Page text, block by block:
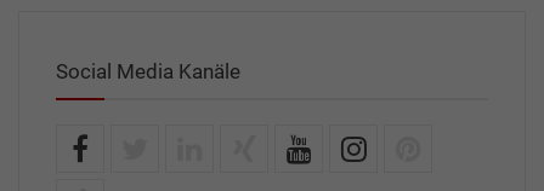
Social Media Kanäle